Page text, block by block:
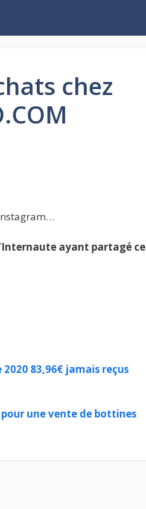
chez
ayant partagé ce
83,96€ jamais reçus
une vente de bottines